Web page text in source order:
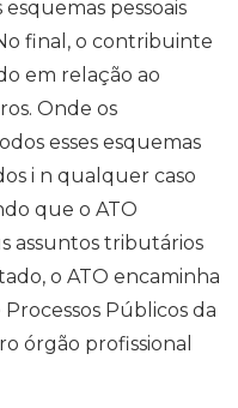
pessoais
final, o contribuinte
em relação ao
Onde os
esses esquemas
i n qualquer caso
que o ATO
assuntos tributários
o ATO encaminha
Públicos da
órgão profissional